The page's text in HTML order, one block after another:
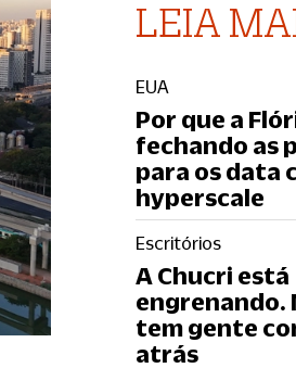
LEIA
EUA
Por que a
fechando as
para os data
hyperscale
Escritórios
A Chucri está
engrenando.
tem gente
atrás